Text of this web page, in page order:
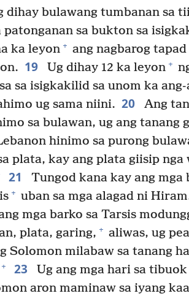
dihay bulawang tumbanan sa
sa bukton sa
ka leyon + ang nagbarog tapad
19 Ug dihay 12 ka leyon +
sa isigkakilid sa unom ka
ug sama niini. 20
Ang
sa bulawan, ug ang tanang
hinimo sa purong
plata, kay ang plata giisip nga
21
Tungod kana kay ang mga
+ uban sa mga alagad ni
mga barko sa Tarsis
plata, garing, + aliwas, ug
Solomon milabaw sa tanang
+ 23
Ug ang mga hari sa
aron maminaw sa iyang